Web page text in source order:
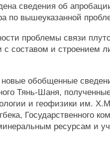
сведения об
по вышеуказанной
проблемы связи
с составом и строением
обобщенные
Тянь-Шаня,
и геофизики им.
Государственного
ресурсам и